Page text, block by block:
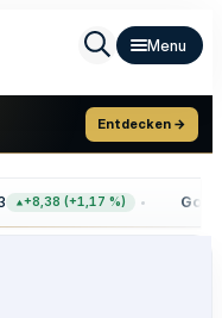
Entdecken →
+8,38 (+1,17 %) Gold